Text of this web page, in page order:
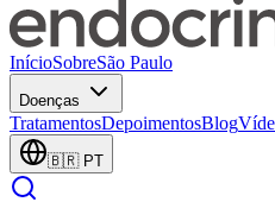
InícioSobreSão Paulo
Doenças
TratamentosDepoimentosBlog
🇧🇷 PT